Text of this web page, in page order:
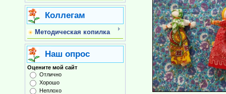
Коллегам
Методическая копилка
Наш опрос
Оцените мой сайт
Отлично
Хорошо
Неплохо